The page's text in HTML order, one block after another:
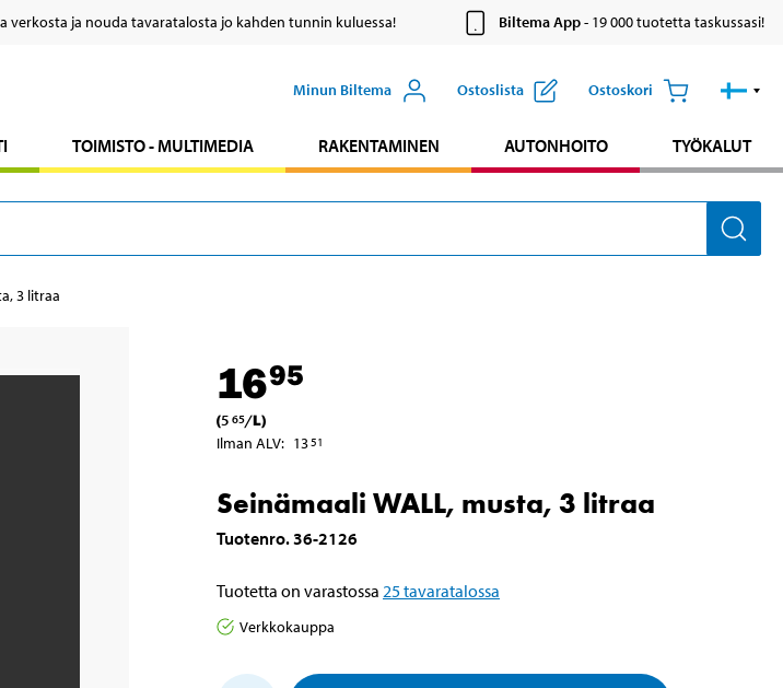
verkosta ja nouda tavaratalosta jo kahden tunnin kuluessa! Biltema App- 19 000 tuotetta taskussasi!
Minun Biltema Ostoslista Ostoskori
TOIMISTO - MULTIMEDIA RAKENTAMINEN AUTONHOITO TYÖKALUT
3 litraa
1695
(5 65/L)
Ilman ALV: 1351
Seinämaali WALL, musta, 3 litraa
Tuotenro.36-2126
Tuotetta on varastossa 25tavaratalossa
Verkkokauppa